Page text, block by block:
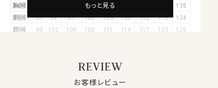
シルクに限りなく近い特性をもち、世界的に評価の高い
高級綿＝エジプト綿。
●ロイヤルオックスフォード
もっと見る
REVIEW
お客様レビュー